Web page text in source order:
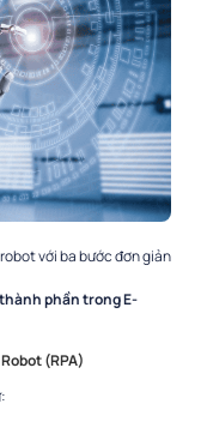
với ba bước đơn giản
phần trong E-
(RPA)